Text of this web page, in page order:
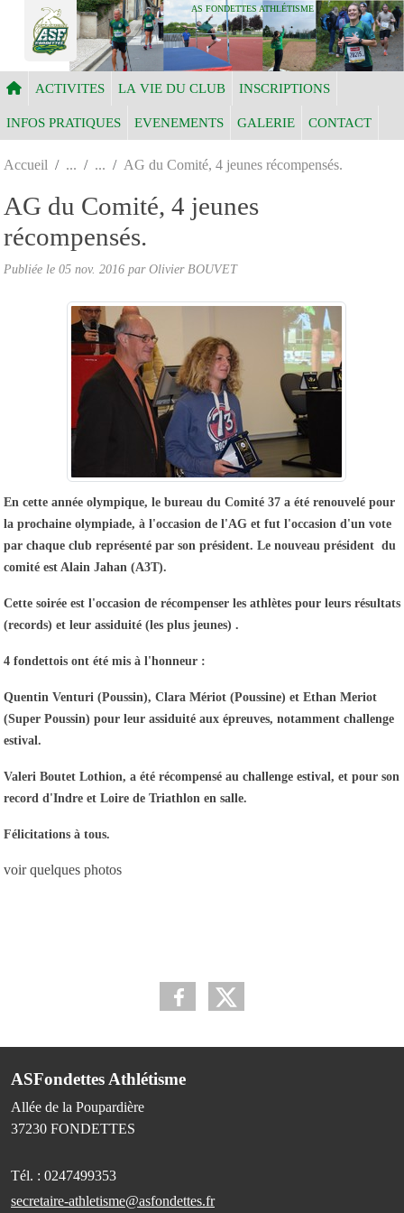
AS FONDETTES ATHLÉTISME
ACTIVITES LA VIE DU CLUB INSCRIPTIONS
INFOS PRATIQUES EVENEMENTS GALERIE CONTACT
Accueil AG du Comité, 4 jeunes récompensés.
AG du Comité, 4 jeunes
récompensés.
Publiée le 05 nov. 2016 par Olivier BOUVET
En cette année olympique, le bureau du Comité 37 a été renouvelé pour
la prochaine olympiade, à l'occasion de l'AG et fut l'occasion d'un vote
par chaque club représenté par son président. Le nouveau président du
comité est Alain Jahan (A3T).
Cette soirée est l'occasion de récompenser les athlètes pour leurs résultats
(records) et leur assiduité (les plus jeunes) .
4 fondettois ont été mis à l'honneur :
Quentin Venturi (Poussin), Clara Mériot (Poussine) et Ethan Meriot
(Super Poussin) pour leur assiduité aux épreuves, notamment challenge
estival.
Valeri Boutet Lothion, a été récompensé au challenge estival, et pour son
record d'Indre et Loire de Triathlon en salle.
Félicitations à tous.
voir quelques photos
ASFondettes Athlétisme
Allée de la Poupardière
37230 FONDETTES
Tél. : 0247499353
secretaire-athletisme@asfondettes.fr
Panneau de gestion des cookies